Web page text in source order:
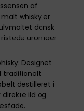
af
whisky er
dansk
aromaer
Designet
traditionelt
destilleret i
ild og